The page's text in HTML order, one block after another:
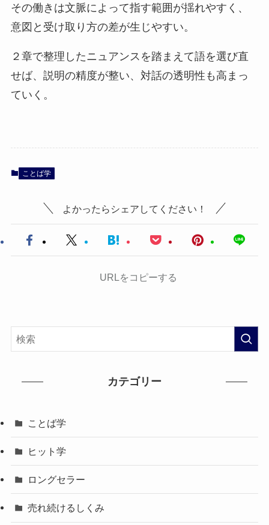
その働きは文脈によって指す範囲が揺れやすく、
意図と受け取り方の差が生じやすい。
２章で整理したニュアンスを踏まえて語を選び直
せば、説明の精度が整い、対話の透明性も高まっ
ていく。
ことば学
よかったらシェアしてください！
URLをコピーする
カテゴリー
ことば学
ヒット学
ロングセラー
売れ続けるしくみ